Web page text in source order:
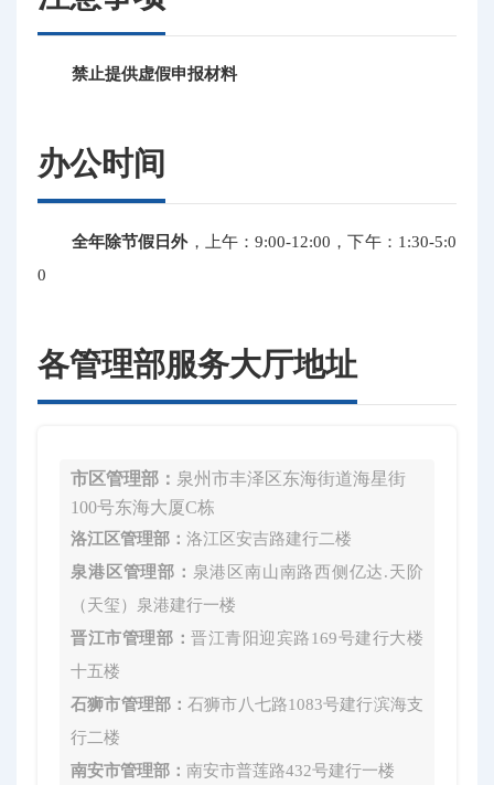
禁止提供虚假申报材料
办公时间
全年除节假日外，上午：9:00-12:00，下午：1:30-5:0
0
各管理部服务大厅地址
市区管理部： 泉州市丰泽区东海街道海星街
100号东海大厦C栋
洛江区管理部：洛江区安吉路建行二楼
泉港区管理部： 泉港区南山南路西侧亿达.天阶
（天玺）泉港建行一楼
晋江市管理部：晋江青阳迎宾路169号建行大楼
十五楼
石狮市管理部：石狮市八七路1083号建行滨海支
行二楼
南安市管理部：南安市普莲路432号建行一楼